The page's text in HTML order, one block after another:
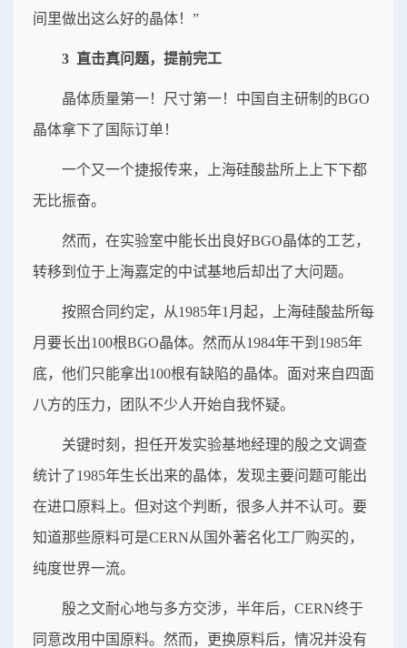
间里做出这么好的晶体！”
3 直击真问题，提前完工
晶体质量第一！尺寸第一！中国自主研制的BGO
晶体拿下了国际订单！
一个又一个捷报传来，上海硅酸盐所上上下下都
无比振奋。
然而，在实验室中能长出良好BGO晶体的工艺，
转移到位于上海嘉定的中试基地后却出了大问题。
按照合同约定，从1985年1月起，上海硅酸盐所每
月要长出100根BGO晶体。然而从1984年干到1985年
底，他们只能拿出100根有缺陷的晶体。面对来自四面
八方的压力，团队不少人开始自我怀疑。
关键时刻，担任开发实验基地经理的殷之文调查
统计了1985年生长出来的晶体，发现主要问题可能出
在进口原料上。但对这个判断，很多人并不认可。要
知道那些原料可是CERN从国外著名化工厂购买的，
纯度世界一流。
殷之文耐心地与多方交涉，半年后，CERN终于
同意改用中国原料。然而，更换原料后，情况并没有